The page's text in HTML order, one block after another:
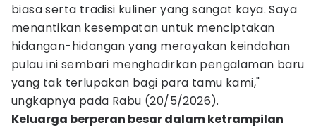
biasa serta tradisi kuliner yang sangat kaya. Saya
menantikan kesempatan untuk menciptakan
hidangan-hidangan yang merayakan keindahan
pulau ini sembari menghadirkan pengalaman baru
yang tak terlupakan bagi para tamu kami,"
ungkapnya pada Rabu (20/5/2026).
Keluarga berperan besar dalam ketrampilan